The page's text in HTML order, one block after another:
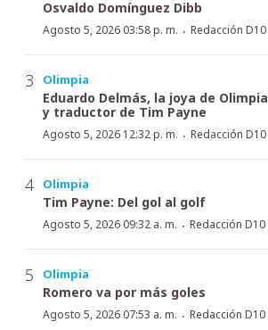
Osvaldo Domínguez Dibb
Agosto 5, 2026 03:58 p. m. · Redacción D10
Olimpia
Eduardo Delmás, la joya de Olimpia
y traductor de Tim Payne
Agosto 5, 2026 12:32 p. m. · Redacción D10
Olimpia
Tim Payne: Del gol al golf
Agosto 5, 2026 09:32 a. m. · Redacción D10
Olimpia
Romero va por más goles
Agosto 5, 2026 07:53 a. m. · Redacción D10